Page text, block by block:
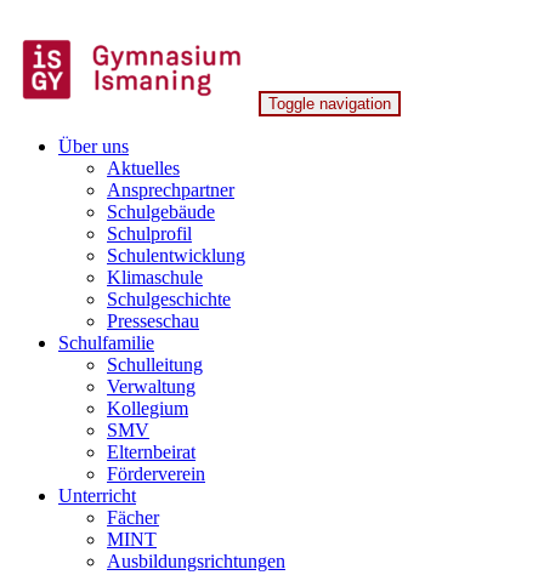
to
content
Gymnasium Ismaning
Toggle navigation
Über uns
Aktuelles
Ansprechpartner
Schulgebäude
Schulprofil
Schulentwicklung
Klimaschule
Schulgeschichte
Presseschau
Schulfamilie
Schulleitung
Verwaltung
Kollegium
SMV
Elternbeirat
Förderverein
Unterricht
Fächer
MINT
Ausbildungsrichtungen